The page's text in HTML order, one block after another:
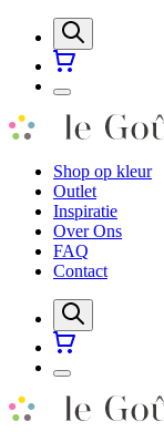
Shop op kleur
Outlet
Inspiratie
Over Ons
FAQ
Contact